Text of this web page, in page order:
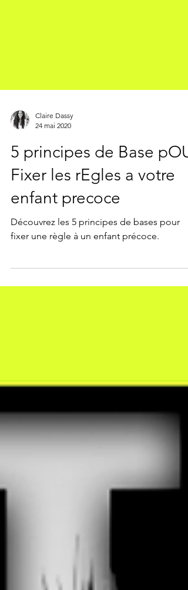
24 mai 2020
5 principes de Base pOUr
Fixer les rEgles a votre
enfant precoce
Découvrez les 5 principes de bases pour